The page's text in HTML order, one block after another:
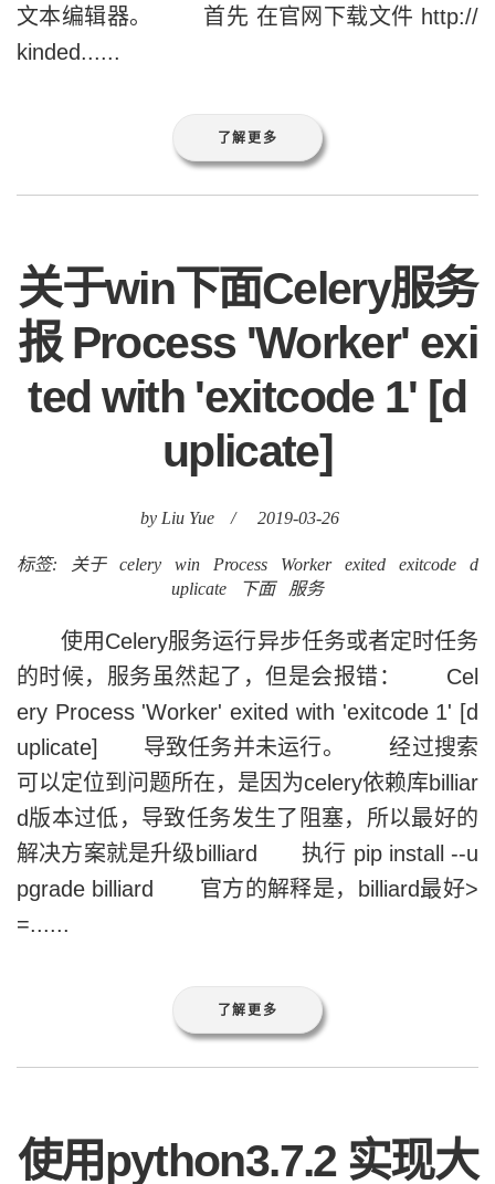
文本编辑器。 首先 在官网下载文件 http://
kinded......
了解更多
关于win下面Celery服务
报 Process 'Worker' exi
ted with 'exitcode 1' [d
uplicate]
by Liu Yue / 2019-03-26
标签: 关于 celery win Process Worker exited exitcode
d
uplicate
下面 服务
使用Celery服务运行异步任务或者定时任务
的时候，服务虽然起了，但是会报错： Cel
ery Process 'Worker' exited with 'exitcode 1' [d
uplicate] 导致任务并未运行。 经过搜索
可以定位到问题所在，是因为celery依赖库billiar
d版本过低，导致任务发生了阻塞，所以最好的
解决方案就是升级billiard 执行 pip install --u
pgrade billiard 官方的解释是，billiard最好>
=......
了解更多
使用python3.7.2 实现大